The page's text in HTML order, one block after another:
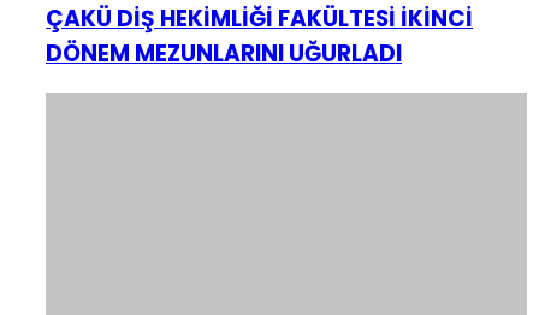
ÇAKÜ DİŞ HEKİMLİĞİ FAKÜLTESİ İKİNCİ
DÖNEM MEZUNLARINI UĞURLADI